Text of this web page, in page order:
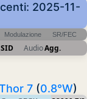
2025-11-
Modulazione SR/FEC
SID AudioAgg.
7 (0.8°W)